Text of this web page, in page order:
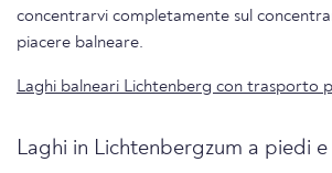
concentrarvi completamente sul
piacere balneare.
Laghi balneari Lichtenberg con trasporto
Laghi in Lichtenbergzum a piedi